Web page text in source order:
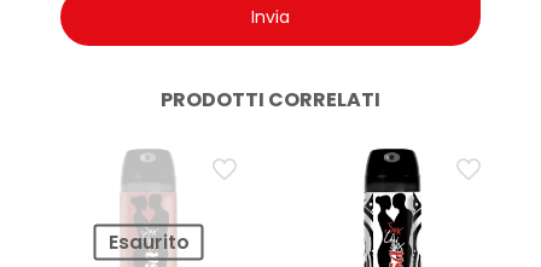
PRODOTTI CORRELATI
Esaurito